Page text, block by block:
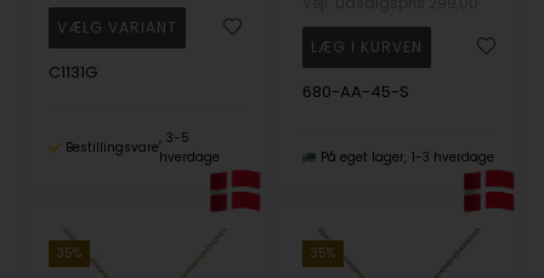
C1131G
Bestillingsvare
3-5
hverdage
680-AA-45-S
På eget lager 1-3 hverdage
35% 35%